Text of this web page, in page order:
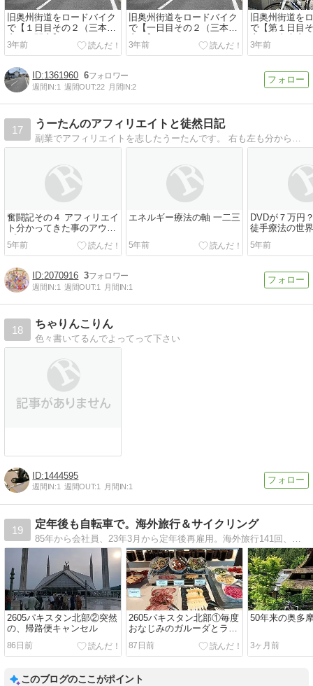
旧奥州街道をロードバイク
で【１日目その２（三本木
宿～一関宿】
3年前
旧奥州街道をロードバイク
で【一日目その２（三本木
宿～】
3年前
旧奥州街道を
で【第１日目
宿～三本木宿
3年前
1361960 6
週間IN:1 週間OUT:22 月間IN:2
17
うーたんのアフィリエイトと徒然日記
奮闘記その４ アフィリエイ
ト分かってきた事のアウト
プット
5年前
エネルギー療法の軸 一二三
5年前
DVDが７万円
徒手療法の世
5年前
2070916 3
週間IN:1 週間OUT:1 月間IN:1
18
ちゃりんこりん
色々書いてるんでよってって下さい
1444595
週間IN:1 週間OUT:1 月間IN:1
19
定年後も自転車で。海外旅行＆サイクリング
2605パキスタン北部②突然
の、帰路便キャンセル
86日前
2605パキスタン北部①毎度
おなじみのガルーダとラウ
87日前
50年来の奥多
3ヶ月前
このブログのここがポイント